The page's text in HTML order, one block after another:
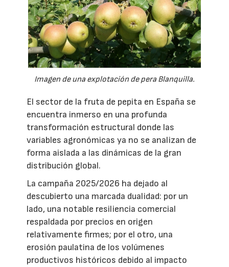
Imagen de una explotación de pera Blanquilla.
El sector de la fruta de pepita en España se
encuentra inmerso en una profunda
transformación estructural donde las
variables agronómicas ya no se analizan de
forma aislada a las dinámicas de la gran
distribución global.
La campaña 2025/2026 ha dejado al
descubierto una marcada dualidad: por un
lado, una notable resiliencia comercial
respaldada por precios en origen
relativamente firmes; por el otro, una
erosión paulatina de los volúmenes
productivos históricos debido al impacto